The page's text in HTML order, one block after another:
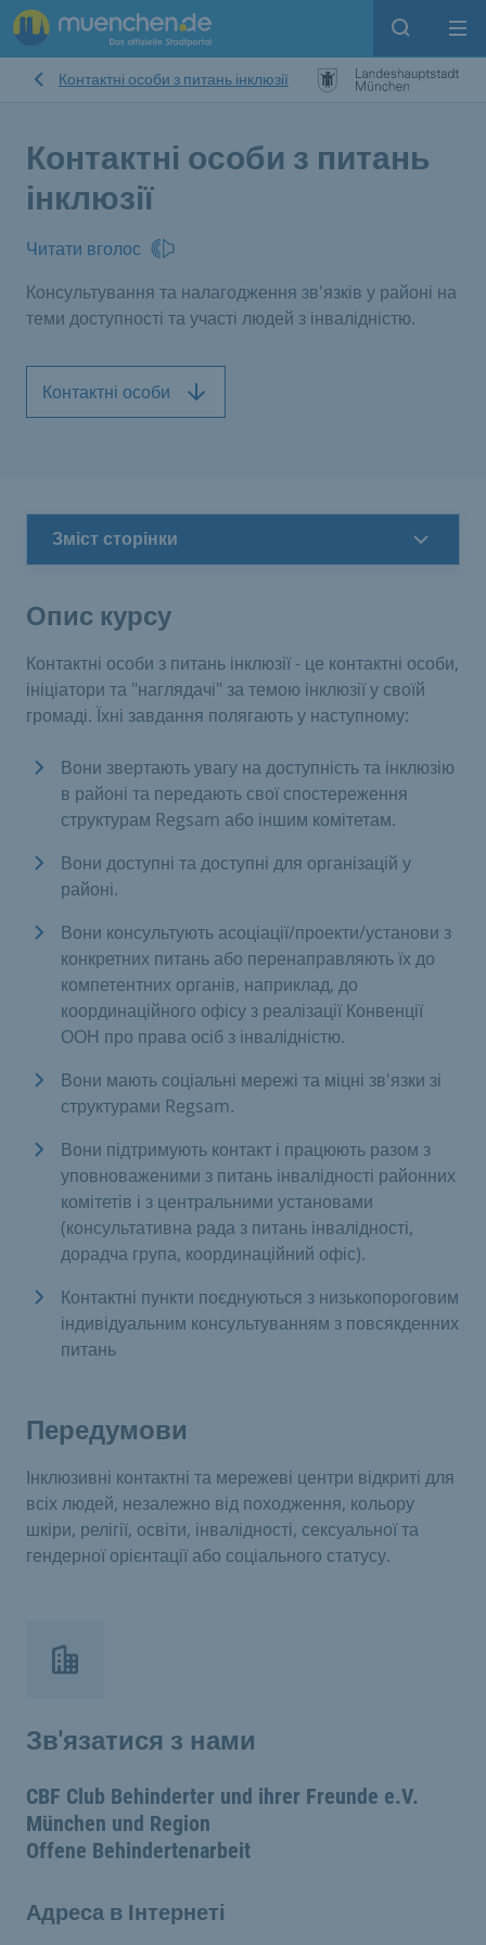
Open
Контактні особи з питань інклюзії
Контактні особи з питань
інклюзії
Читати вголос
Консультування та налагодження зв'язків у районі на
теми доступності та участі людей з інвалідністю.
Контактні особи
Зміст сторінки
Опис курсу
Контактні особи з питань інклюзії - це контактні особи,
ініціатори та "наглядачі" за темою інклюзії у своїй
громаді. Їхні завдання полягають у наступному:
Вони звертають увагу на доступність та інклюзію
в районі та передають свої спостереження
структурам Regsam або іншим комітетам.
Вони доступні та доступні для організацій у
районі.
Вони консультують асоціації/проекти/установи з
конкретних питань або перенаправляють їх до
компетентних органів, наприклад, до
координаційного офісу з реалізації Конвенції
ООН про права осіб з інвалідністю.
Вони мають соціальні мережі та міцні зв'язки зі
структурами Regsam.
Вони підтримують контакт і працюють разом з
уповноваженими з питань інвалідності районних
комітетів і з центральними установами
(консультативна рада з питань інвалідності,
дорадча група, координаційний офіс).
Контактні пункти поєднуються з низькопороговим
індивідуальним консультуванням з повсякденних
питань
Передумови
Інклюзивні контактні та мережеві центри відкриті для
всіх людей, незалежно від походження, кольору
шкіри, релігії, освіти, інвалідності, сексуальної та
гендерної орієнтації або соціального статусу.
Зв'язатися з нами
CBF Club Behinderter und ihrer Freunde e.V.
München und Region
Offene Behindertenarbeit
Адреса в Інтернеті